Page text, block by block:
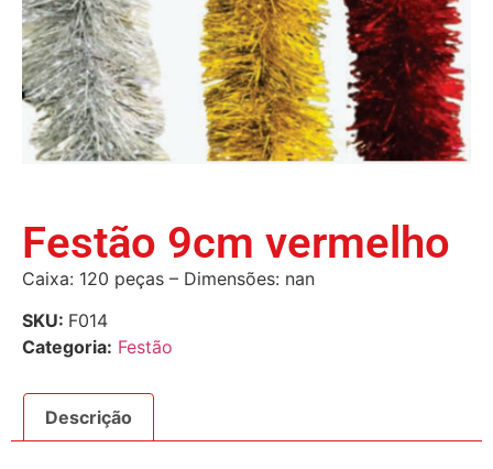
Festão 9cm vermelho
Caixa: 120 peças – Dimensões: nan
SKU: F014
Categoria: Festão
Descrição